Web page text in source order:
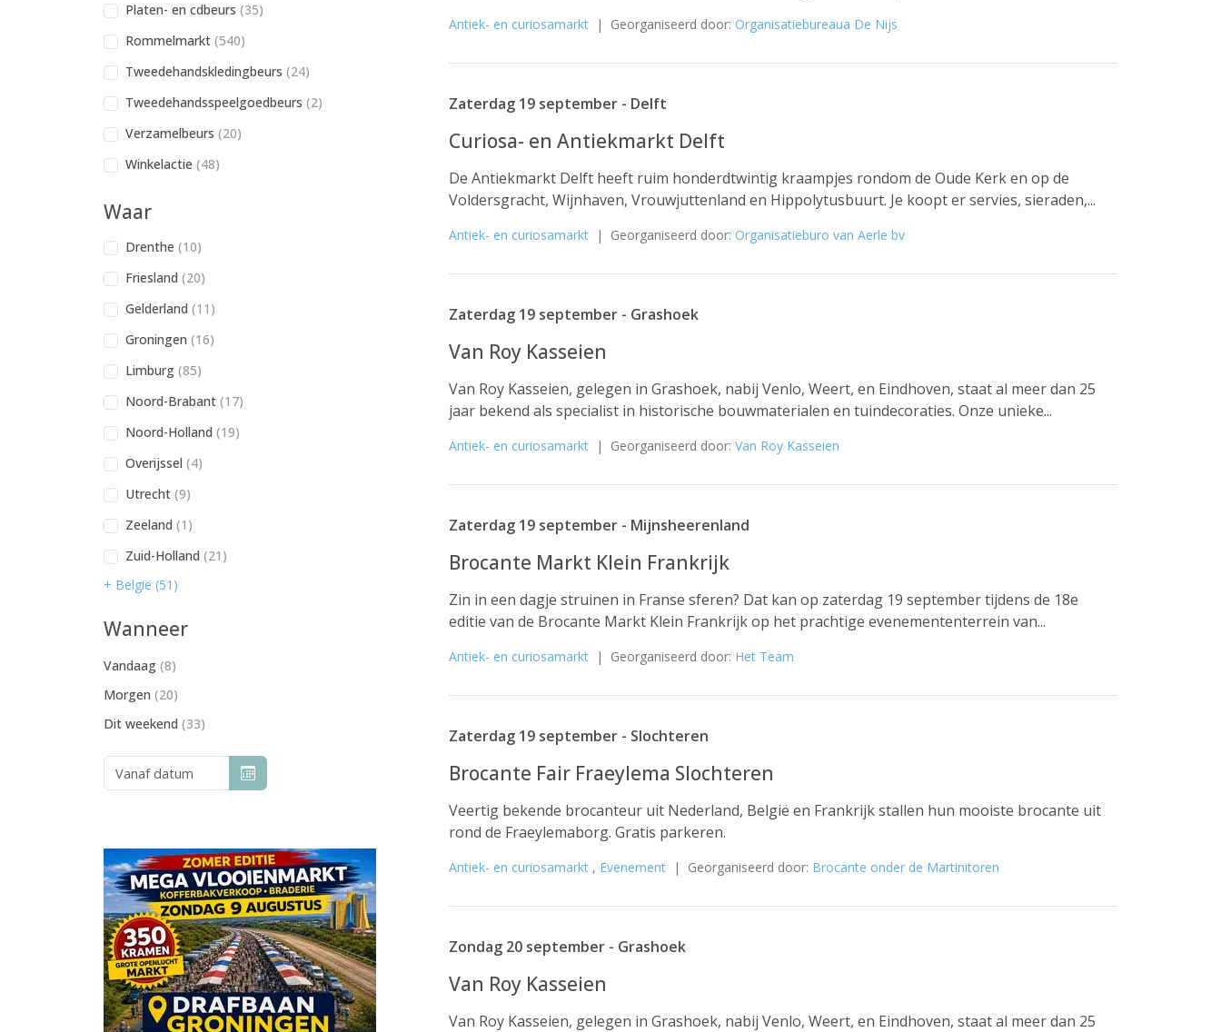
Platen- en cdbeurs (35)
Rommelmarkt (540)
Tweedehandskledingbeurs (24)
Tweedehandsspeelgoedbeurs (2)
Verzamelbeurs (20)
Winkelactie (48)
Waar
Drenthe (10)
Friesland (20)
Gelderland (11)
Groningen (16)
Limburg (85)
Noord-Brabant (17)
Noord-Holland (19)
Overijssel (4)
Utrecht (9)
Zeeland (1)
Zuid-Holland (21)
+ België (51)
Wanneer
Vandaag (8)
Morgen (20)
Dit weekend (33)
Antiek- en curiosamarkt | Georganiseerd door: Organisatiebureaua De Nijs
Zaterdag 19 september - Delft
Curiosa- en Antiekmarkt Delft
De Antiekmarkt Delft heeft ruim honderdtwintig kraampjes rondom de Oude Kerk en op de
Voldersgracht, Wijnhaven, Vrouwjuttenland en Hippolytusbuurt. Je koopt er servies, sieraden,...
Antiek- en curiosamarkt | Georganiseerd door: Organisatieburo van Aerle bv
Zaterdag 19 september - Grashoek
Van Roy Kasseien
Van Roy Kasseien, gelegen in Grashoek, nabij Venlo, Weert, en Eindhoven, staat al meer dan 25
jaar bekend als specialist in historische bouwmaterialen en tuindecoraties. Onze unieke...
Antiek- en curiosamarkt | Georganiseerd door: Van Roy Kasseien
Zaterdag 19 september - Mijnsheerenland
Brocante Markt Klein Frankrijk
Zin in een dagje struinen in Franse sferen? Dat kan op zaterdag 19 september tijdens de 18e
editie van de Brocante Markt Klein Frankrijk op het prachtige evenemententerrein van...
Antiek- en curiosamarkt | Georganiseerd door: Het Team
Zaterdag 19 september - Slochteren
Brocante Fair Fraeylema Slochteren
Veertig bekende brocanteur uit Nederland, België en Frankrijk stallen hun mooiste brocante uit
rond de Fraeylemaborg. Gratis parkeren.
Antiek- en curiosamarkt , Evenement | Georganiseerd door: Brocante onder de Martinitoren
Zondag 20 september - Grashoek
Van Roy Kasseien
Van Roy Kasseien, gelegen in Grashoek, nabij Venlo, Weert, en Eindhoven, staat al meer dan 25